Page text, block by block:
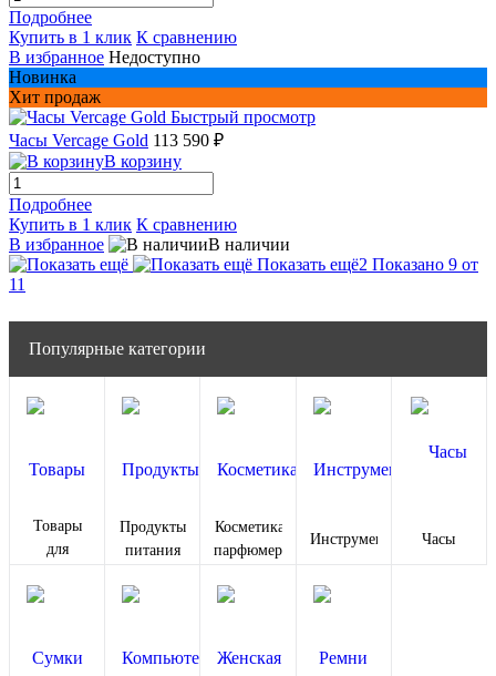
Подробнее
Купить в 1 клик К сравнению
В избранное Недоступно
Новинка
Хит продаж
Быстрый просмотр
Часы Vercage Gold 113 590 ₽
В корзину
Подробнее
Купить в 1 клик К сравнению
В избранное
В наличии
Показать ещё2 Показано 9 от
11
Популярные категории
Товары
для
Продукты
питания
Косметика и
парфюмерия
Инструменты Часы